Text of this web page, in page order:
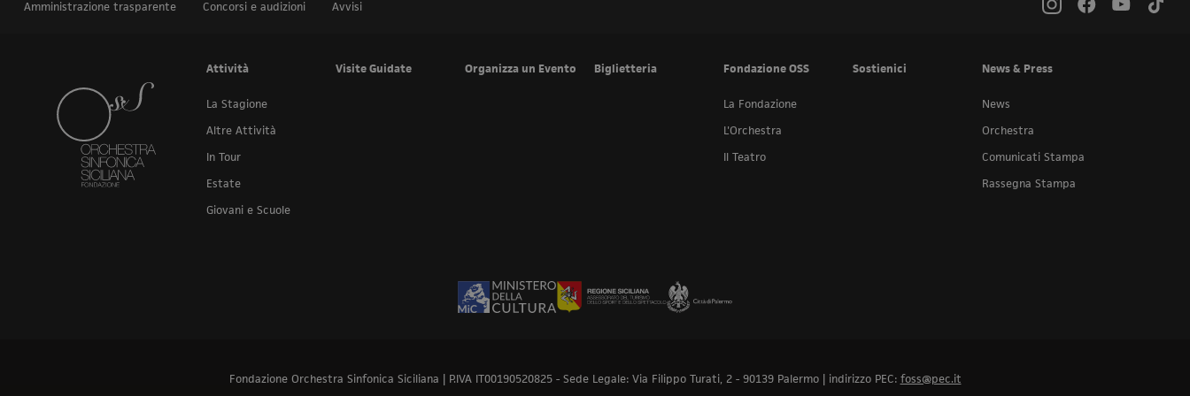
Amministrazione trasparente Concorsi e audizioni Avvisi
Attività
La Stagione
Altre Attività
In Tour
Estate
Giovani e Scuole
Visite Guidate Organizza un Evento Biglietteria Fondazione OSS
La Fondazione
L'Orchestra
Il Teatro
Sostienici News & Press
News
Orchestra
Comunicati Stampa
Rassegna Stampa
Fondazione Orchestra Sinfonica Siciliana | P.IVA IT00190520825 - Sede Legale: Via Filippo Turati, 2 - 90139 Palermo | indirizzo PEC: foss@pec.it